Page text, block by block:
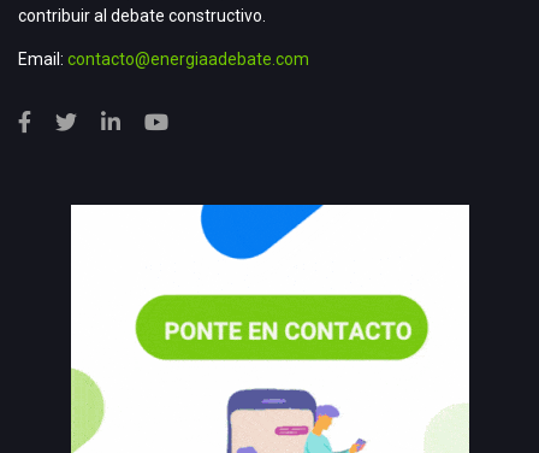
contribuir al debate constructivo.
Email: contacto@energiaadebate.com